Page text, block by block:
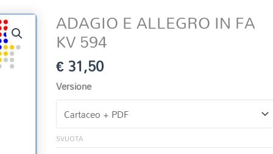
ADAGIO E ALLEGRO IN FA
KV 594
€31,50
Versione
SVUOTA